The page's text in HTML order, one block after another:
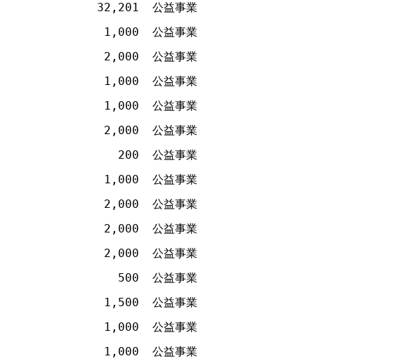
32,201
公益事業
1,000
公益事業
2,000
公益事業
1,000
公益事業
1,000
公益事業
2,000
公益事業
200
公益事業
1,000
公益事業
2,000
公益事業
2,000
公益事業
2,000
公益事業
500
公益事業
1,500
公益事業
1,000
公益事業
1,000
公益事業